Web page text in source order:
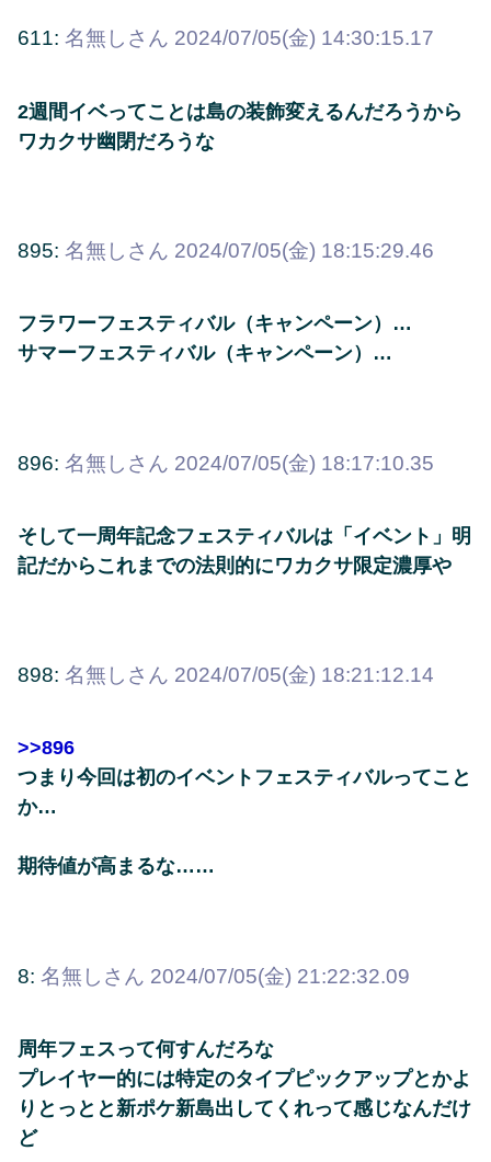
611: 名無しさん 2024/07/05(金) 14:30:15.17
2週間イベってことは島の装飾変えるんだろうから
ワカクサ幽閉だろうな
895: 名無しさん 2024/07/05(金) 18:15:29.46
フラワーフェスティバル（キャンペーン）…
サマーフェスティバル（キャンペーン）…
896: 名無しさん 2024/07/05(金) 18:17:10.35
そして一周年記念フェスティバルは「イベント」明
記だからこれまでの法則的にワカクサ限定濃厚や
898: 名無しさん 2024/07/05(金) 18:21:12.14
>>896
つまり今回は初のイベントフェスティバルってこと
か…
期待値が高まるな……
8: 名無しさん 2024/07/05(金) 21:22:32.09
周年フェスって何すんだろな
プレイヤー的には特定のタイプピックアップとかよ
りとっとと新ポケ新島出してくれって感じなんだけ
ど